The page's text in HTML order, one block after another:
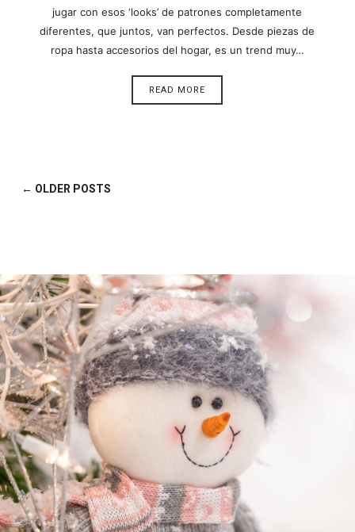
jugar con esos ‘looks’ de patrones completamente
diferentes, que juntos, van perfectos. Desde piezas de
ropa hasta accesorios del hogar, es un trend muy…
READ MORE
← OLDER POSTS